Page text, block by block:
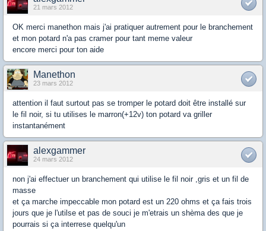
21 mars 2012
OK merci manethon mais j'ai pratiquer autrement pour le branchement
et mon potard n'a pas cramer pour tant meme valeur
encore merci pour ton aide
Manethon
23 mars 2012
attention il faut surtout pas se tromper le potard doit être installé sur
le fil noir, si tu utilises le marron(+12v) ton potard va griller
instantanément
alexgammer
24 mars 2012
non j'ai effectuer un branchement qui utilise le fil noir ,gris et un fil de
masse
et ça marche impeccable mon potard est un 220 ohms et ça fais trois
jours que je l'utilse et pas de souci je m'etrais un shèma des que je
pourrais si ça interrese quelqu'un